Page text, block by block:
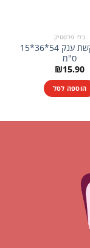
כלי פלסטיק
סלסלת קשת ענק 54*36*15
ס"מ
₪15.90
הוספה לסל